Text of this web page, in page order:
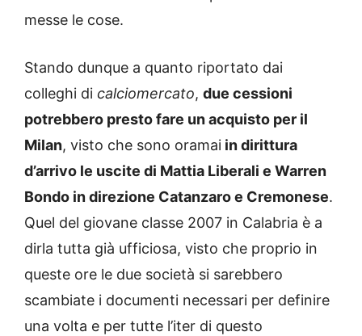
messe le cose.
Stando dunque a quanto riportato dai
colleghi di calciomercato, due cessioni
potrebbero presto fare un acquisto per il
Milan, visto che sono oramai in dirittura
d’arrivo le uscite di Mattia Liberali e Warren
Bondo in direzione Catanzaro e Cremonese.
Quel del giovane classe 2007 in Calabria è a
dirla tutta già ufficiosa, visto che proprio in
queste ore le due società si sarebbero
scambiate i documenti necessari per definire
una volta e per tutte l’iter di questo